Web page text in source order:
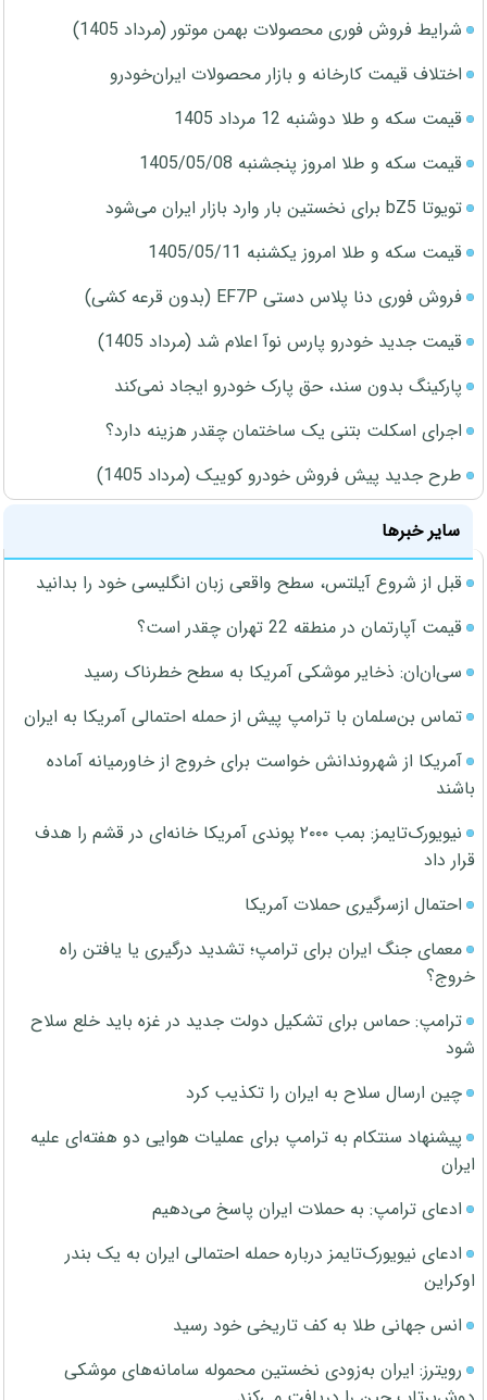
شرایط فروش فوری محصولات بهمن موتور (مرداد 1405)
اختلاف قیمت کارخانه و بازار محصولات ایران‌خودرو
قیمت سکه و طلا دوشنبه 12 مرداد 1405
قیمت سکه و طلا امروز پنجشنبه 1405/05/08
تویوتا bZ5 برای نخستین بار وارد بازار ایران می‌شود
قیمت سکه و طلا امروز یکشنبه 1405/05/11
فروش فوری دنا پلاس دستی EF7P (بدون قرعه کشی)
قیمت جدید خودرو پارس نوآ اعلام شد (مرداد 1405)
پارکینگ بدون سند، حق پارک خودرو ایجاد نمی‌کند
اجرای اسکلت بتنی یک ساختمان چقدر هزینه دارد؟
طرح جدید پیش فروش خودرو کوییک (مرداد 1405)
سایر خبرها
قبل از شروع آیلتس، سطح واقعی زبان انگلیسی خود را بدانید
قیمت آپارتمان در منطقه 22 تهران چقدر است؟
سی‌ان‌ان: ذخایر موشکی آمریکا به سطح خطرناک رسید
تماس بن‌سلمان با ترامپ پیش از حمله احتمالی آمریکا به ایران
آمریکا از شهروندانش خواست برای خروج از خاورمیانه آماده
باشند
نیویورک‌تایمز: بمب ۲۰۰۰ پوندی آمریکا خانه‌ای در قشم را هدف
قرار داد
احتمال ازسرگیری حملات آمریکا
معمای جنگ ایران برای ترامپ؛ تشدید درگیری یا یافتن راه
خروج؟
ترامپ: حماس برای تشکیل دولت جدید در غزه باید خلع سلاح
شود
چین ارسال سلاح به ایران را تکذیب کرد
پیشنهاد سنتکام به ترامپ برای عملیات هوایی دو هفته‌ای علیه
ایران
ادعای ترامپ: به حملات ایران پاسخ می‌دهیم
ادعای نیویورک‌تایمز درباره حمله احتمالی ایران به یک بندر
اوکراین
انس جهانی طلا به کف تاریخی خود رسید
رویترز: ایران به‌زودی نخستین محموله سامانه‌های موشکی